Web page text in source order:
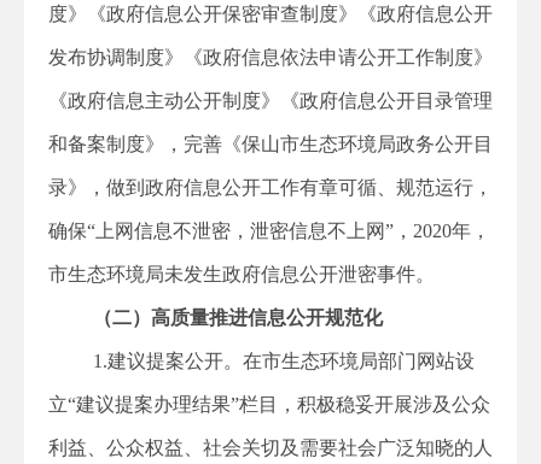
度》《政府信息公开保密审查制度》《政府信息公开
发布协调制度》《政府信息依法申请公开工作制度》
《政府信息主动公开制度》《政府信息公开目录管理
和备案制度》，完善《保山市生态环境局政务公开目
录》，做到政府信息公开工作有章可循、规范运行，
确保“上网信息不泄密，泄密信息不上网”，2020年，
市生态环境局未发生政府信息公开泄密事件。
（二）高质量推进信息公开规范化
1.建议提案公开。在市生态环境局部门网站设
立“建议提案办理结果”栏目，积极稳妥开展涉及公众
利益、公众权益、社会关切及需要社会广泛知晓的人